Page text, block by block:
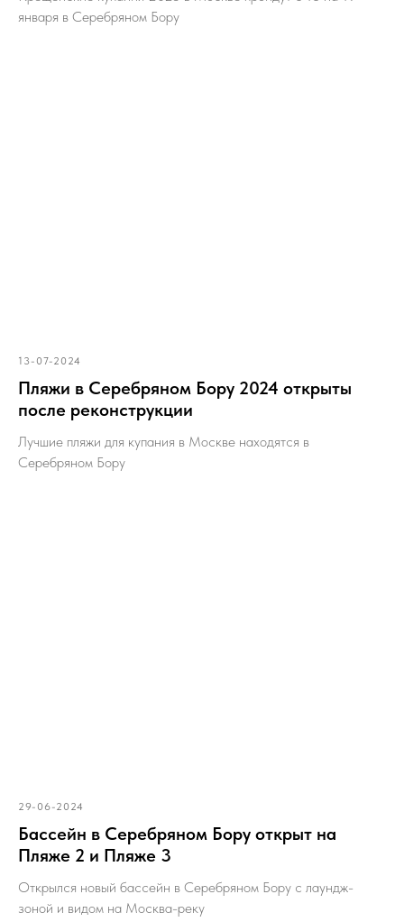
января в Серебряном Бору
13-07-2024
Пляжи в Серебряном Бору 2024 открыты
после реконструкции
Лучшие пляжи для купания в Москве находятся в
Серебряном Бору
29-06-2024
Бассейн в Серебряном Бору открыт на
Пляже 2 и Пляже 3
Открылся новый бассейн в Серебряном Бору с лаундж-
зоной и видом на Москва-реку